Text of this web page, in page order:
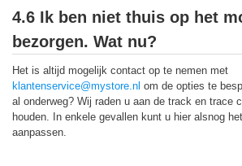
4.6 Ik ben niet thuis op het
bezorgen. Wat nu?
Het is altijd mogelijk contact op te nemen met
klantenservice@mystore.nl om de opties te
al onderweg? Wij raden u aan de track en trace
houden. In enkele gevallen kunt u hier alsnog
aanpassen.